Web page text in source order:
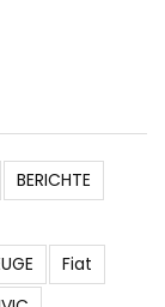
BERICHTE
Fiat